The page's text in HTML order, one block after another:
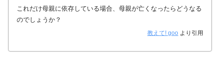
これだけ母親に依存している場合、母親が亡くなったらどうなる
のでしょうか？
教えて! goo より引用